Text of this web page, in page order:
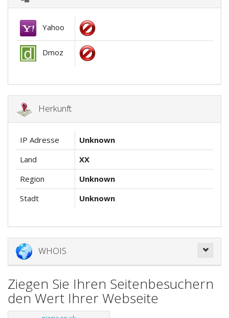
Yahoo
Dmoz
Herkunft
IP Adresse
Unknown
Land
XX
Region
Unknown
Stadt
Unknown
WHOIS
Ziegen Sie Ihren Seitenbesuchern
den Wert Ihrer Webseite